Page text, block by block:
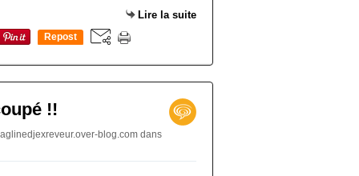
Lire la suite
Repost
!!
blog.com dans